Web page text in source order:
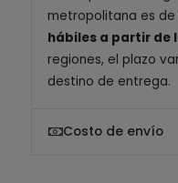
metropolitana es de
hábiles a partir de
regiones, el plazo
destino de entrega.
Costo de envío